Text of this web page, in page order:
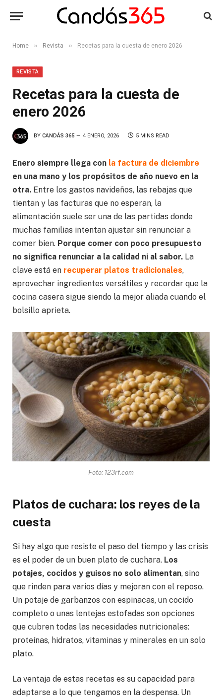
Home » Revista » Recetas para la cuesta de enero 2026
REVISTA
Recetas para la cuesta de
enero 2026
BY CANDÁS 365 4 ENERO, 2026 5 MINS READ
Enero siempre llega con la factura de diciembre
en una mano y los propósitos de año nuevo en la
otra. Entre los gastos navideños, las rebajas que
tientan y las facturas que no esperan, la
alimentación suele ser una de las partidas donde
muchas familias intentan ajustar sin renunciar a
comer bien. Porque comer con poco presupuesto
no significa renunciar a la calidad ni al sabor. La
clave está en recuperar platos tradicionales,
aprovechar ingredientes versátiles y recordar que la
cocina casera sigue siendo la mejor aliada cuando el
bolsillo aprieta.
Foto: 123rf.com
Platos de cuchara: los reyes de la
cuesta
Si hay algo que resiste el paso del tiempo y las crisis
es el poder de un buen plato de cuchara. Los
potajes, cocidos y guisos no solo alimentan, sino
que rinden para varios días y mejoran con el reposo.
Un potaje de garbanzos con espinacas, un cocido
completo o unas lentejas estofadas son opciones
que cubren todas las necesidades nutricionales:
proteínas, hidratos, vitaminas y minerales en un solo
plato.
La ventaja de estas recetas es su capacidad para
adaptarse a lo que tengamos en la despensa. Un